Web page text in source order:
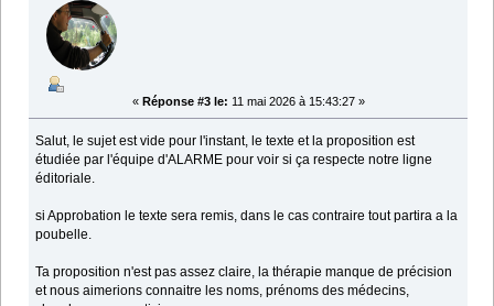
« Réponse #3 le: 11 mai 2026 à 15:43:27 »
Salut, le sujet est vide pour l'instant, le texte et la proposition est
étudiée par l'équipe d'ALARME pour voir si ça respecte notre ligne
éditoriale.
si Approbation le texte sera remis, dans le cas contraire tout partira a la
poubelle.
Ta proposition n'est pas assez claire, la thérapie manque de précision
et nous aimerions connaitre les noms, prénoms des médecins,